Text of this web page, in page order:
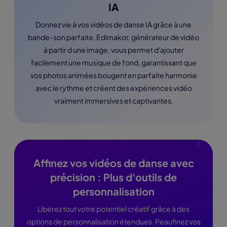
IA
Donnez vie à vos vidéos de danse IA grâce à une
bande-son parfaite. Edimakor, générateur de vidéo
à partir d une image, vous permet d'ajouter
facilement une musique de fond, garantissant que
vos photos animées bougent en parfaite harmonie
avec le rythme et créent des expériences vidéo
vraiment immersives et captivantes.
Affinez vos vidéos de danse avec
précision : Plus d'outils de
personnalisation
Libérez tout votre potentiel créatif grâce à des
options de personnalisation étendues. Peaufinez vos